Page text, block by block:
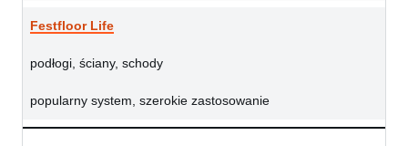
Festfloor Life
podłogi, ściany, schody
popularny system, szerokie zastosowanie